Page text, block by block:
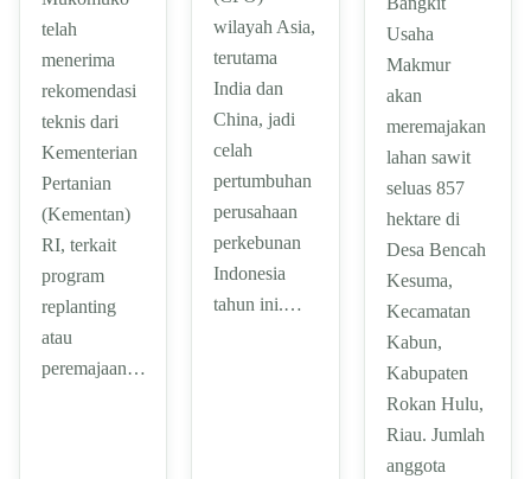
telah
menerima
rekomendasi
teknis dari
Kementerian
Pertanian
(Kementan)
RI, terkait
program
replanting
atau
peremajaan…
wilayah Asia,
terutama
India dan
China, jadi
celah
pertumbuhan
perusahaan
perkebunan
Indonesia
tahun ini.…
Usaha
Makmur
akan
meremajakan
lahan sawit
seluas 857
hektare di
Desa Bencah
Kesuma,
Kecamatan
Kabun,
Kabupaten
Rokan Hulu,
Riau. Jumlah
anggota